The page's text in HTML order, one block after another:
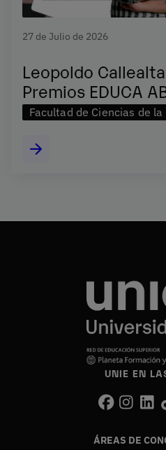
27 de Julio de 2026
Leopoldo
Premios EDUCA
Facultad de Ciencias de la
UNIE EN
ÁREAS DE